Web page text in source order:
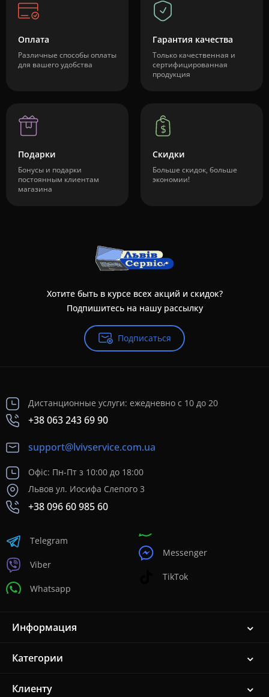
Оплата
Различные способы оплаты
для вашего удобства
Гарантия качества
Только качественная и
сертифицированная
продукция
Подарки
Бонусы и подарки
постоянным клиентам
магазина
Скидки
Больше скидок, больше
экономии!
Хотите быть в курсе всех акций и скидок?
Подпишитесь на нашу рассылку
Подписаться
Дистанционные услуги: ежедневно с 10 до 20
+38 063 243 69 90
support@lvivservice.com.ua
Офіс: Пн-Пт з 10:00 до 18:00
Львов ул. Иосифа Слепого 3
+38 096 60 985 60
Telegram
Viber
Whatsapp
Messenger
TikTok
Информация
Категории
Клиенту